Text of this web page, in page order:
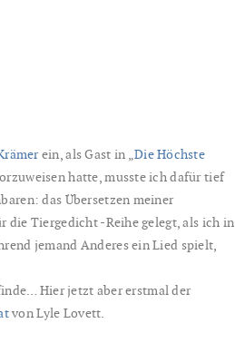
ein, als Gast in „Die Höchste
hatte, musste ich dafür tief
das Übersetzen meiner
die Tiergedicht -Reihe gelegt, als ich in
jemand Anderes ein Lied spielt,
Hier jetzt aber erstmal der
von Lyle Lovett.